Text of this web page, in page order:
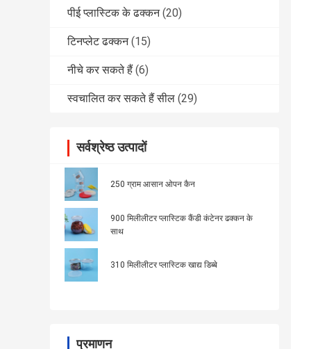
पीई प्लास्टिक के ढक्कन (20)
टिनप्लेट ढक्कन (15)
नीचे कर सकते हैं (6)
स्वचालित कर सकते हैं सील (29)
सर्वश्रेष्ठ उत्पादों
250 ग्राम आसान ओपन कैन
900 मिलीलीटर प्लास्टिक कैंडी कंटेनर ढक्कन के
साथ
310 मिलीलीटर प्लास्टिक खाद्य डिब्बे
प्रमाणन